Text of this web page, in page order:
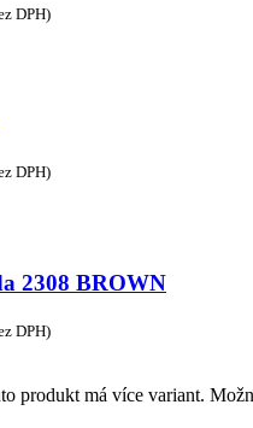
DPH)
DPH)
2308 BROWN
DPH)
produkt má více variant.